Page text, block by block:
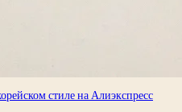
стиле на Алиэкспресс